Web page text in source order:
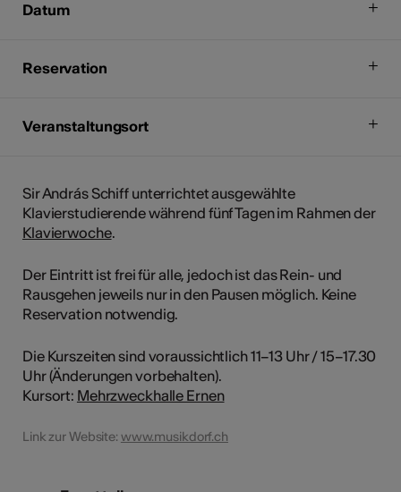
Datum
Reservation
Veranstaltungsort
Sir András Schiff unterrichtet ausgewählte
Klavierstudierende während fünf Tagen im Rahmen der
Klavierwoche.
Der Eintritt ist frei für alle, jedoch ist das Rein- und
Rausgehen jeweils nur in den Pausen möglich. Keine
Reservation notwendig.
Die Kurszeiten sind voraussichtlich 11–13 Uhr / 15–17.30
Uhr (Änderungen vorbehalten).
Kursort: Mehrzweckhalle Ernen
Link zur Website: www.musikdorf.ch